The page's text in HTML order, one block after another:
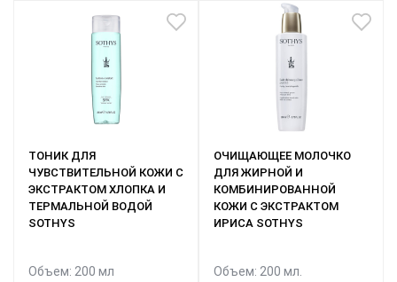
ТОНИК ДЛЯ
ЧУВСТВИТЕЛЬНОЙ КОЖИ С
ЭКСТРАКТОМ ХЛОПКА И
ТЕРМАЛЬНОЙ ВОДОЙ
SOTHYS
Объем: 200 мл
ОЧИЩАЮЩЕЕ МОЛОЧКО
ДЛЯ ЖИРНОЙ И
КОМБИНИРОВАННОЙ
КОЖИ С ЭКСТРАКТОМ
ИРИСА SOTHYS
Объем: 200 мл.